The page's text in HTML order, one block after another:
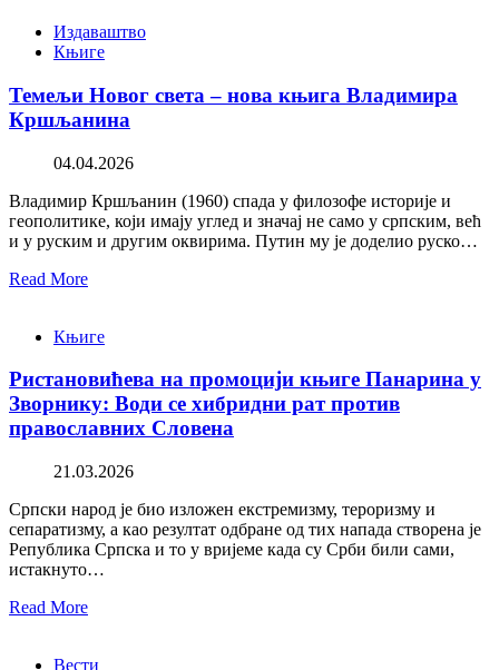
Издаваштво
Књиге
Темељи Новог света – нова књига Владимира
Кршљанина
04.04.2026
Владимир Кршљанин (1960) спада у филозофе историје и
геополитике, који имају углед и значај не само у српским, већ
и у руским и другим оквирима. Путин му је доделио руско…
Read More
Књиге
Ристановићева на промоцији књиге Панарина у
Зворнику: Води се хибридни рат против
православних Словена
21.03.2026
Српски народ је био изложен екстремизму, тероризму и
сепаратизму, а као резултат одбране од тих напада створена је
Република Српска и то у вријеме када су Срби били сами,
истакнуто…
Read More
Вести